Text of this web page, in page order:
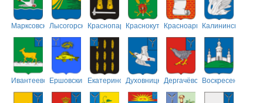
МарксовскийЛысогорскийКраснопартизанский
КраснокутскийКрасноармейский
Калининский
ИвантеевскийЕршовский ЕкатериновскийДуховницкийДергачёвскийВоскресенский